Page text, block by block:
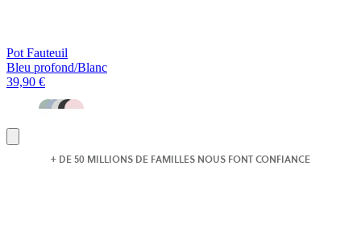
Pot Fauteuil
Bleu profond/Blanc
39,90 €
au
+ DE 50 MILLIONS DE FAMILLES NOUS FONT CONFIANCE